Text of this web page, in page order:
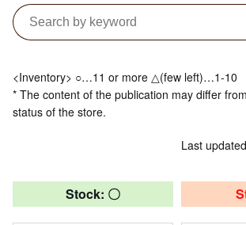
<Inventory> ○…11 or more △(few left)…1-10
* The content of the publication may differ
status of the store.
Last
Stock: 〇